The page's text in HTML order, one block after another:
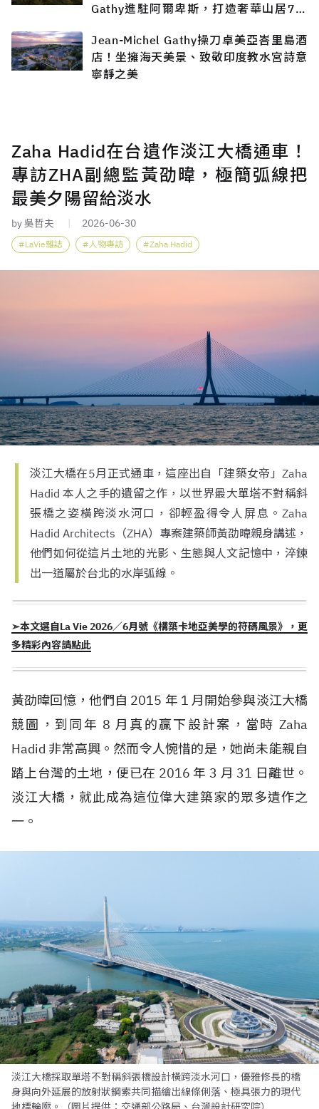
Gathy進駐阿爾卑斯，打造奢華山居7月
Jean-Michel Gathy操刀卓美亞峇里島酒
店！坐擁海天美景、致敬印度教水宮詩意
寧靜之美
Zaha Hadid在台遺作淡江大橋通車！
專訪ZHA副總監黃劭暐，極簡弧線把
最美夕陽留給淡水
by 吳哲夫 2026-06-30
LaVie雜誌 人物專訪 Zaha Hadid
淡江大橋在5月正式通車，這座出自「建築女帝」Zaha
Hadid 本人之手的遺留之作，以世界最大單塔不對稱斜
張橋之姿橫跨淡水河口，卻輕盈得令人屏息。Zaha
Hadid Architects（ZHA）專案建築師黃劭暐親身講述，
他們如何從這片土地的光影、生態與人文記憶中，淬鍊
出一道屬於台北的水岸弧線。
➣本文選自La Vie 2026／6月號《構築卡地亞美學的符碼風景》，更
多精彩內容請點此
黃劭暐回憶，他們自 2015 年 1 月開始參與淡江大橋
競圖，到同年 8 月真的贏下設計案，當時 Zaha
Hadid 非常高興。然而令人惋惜的是，她尚未能親自
踏上台灣的土地，便已在 2016 年 3 月 31 日離世。
淡江大橋，就此成為這位偉大建築家的眾多遺作之
一。
淡江大橋採取單塔不對稱斜張橋設計橫跨淡水河口，優雅修長的橋
身與向外延展的放射狀鋼索共同描繪出線條俐落、極具張力的現代